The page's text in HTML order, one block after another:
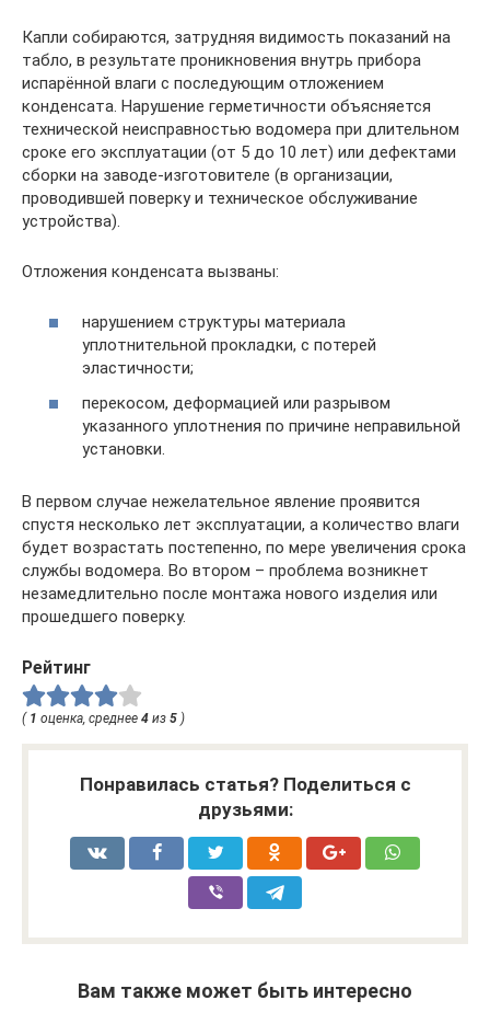
Капли собираются, затрудняя видимость показаний на
табло, в результате проникновения внутрь прибора
испарённой влаги с последующим отложением
конденсата. Нарушение герметичности объясняется
технической неисправностью водомера при длительном
сроке его эксплуатации (от 5 до 10 лет) или дефектами
сборки на заводе-изготовителе (в организации,
проводившей поверку и техническое обслуживание
устройства).
Отложения конденсата вызваны:
нарушением структуры материала
уплотнительной прокладки, с потерей
эластичности;
перекосом, деформацией или разрывом
указанного уплотнения по причине неправильной
установки.
В первом случае нежелательное явление проявится
спустя несколько лет эксплуатации, а количество влаги
будет возрастать постепенно, по мере увеличения срока
службы водомера. Во втором – проблема возникнет
незамедлительно после монтажа нового изделия или
прошедшего поверку.
Рейтинг
( 1 оценка, среднее 4 из 5 )
Понравилась статья? Поделиться с
друзьями:
Вам также может быть интересно